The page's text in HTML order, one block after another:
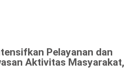
Pelayanan dan
Aktivitas Masyarakat,